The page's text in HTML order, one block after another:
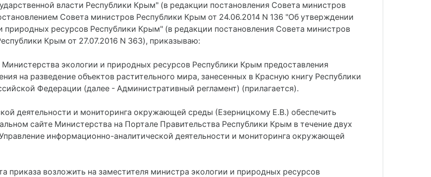
власти Республики Крым" (в редакции постановления Совета министров
Совета министров Республики Крым от 24.06.2014 N 136 "Об утверждении
ресурсов Республики Крым" (в редакции постановления Совета министров
Крым от 27.07.2016 N 363), приказываю:
экологии и природных ресурсов Республики Крым предоставления
на разведение объектов растительного мира, занесенных в Красную книгу Республики
Федерации (далее - Административный регламент) (прилагается).
деятельности и мониторинга окружающей среды (Езерницкому Е.В.) обеспечить
сайте Министерства на Портале Правительства Республики Крым в течение двух
информационно-аналитической деятельности и мониторинга окружающей
приказа возложить на заместителя министра экологии и природных ресурсов